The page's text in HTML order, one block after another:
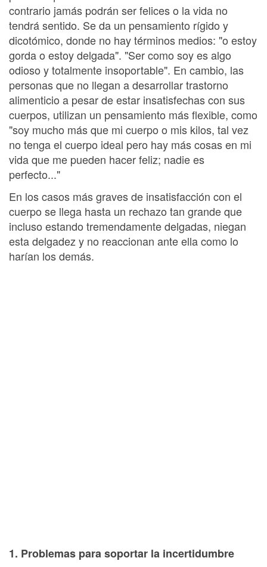
contrario jamás podrán ser felices o la vida no
tendrá sentido. Se da un pensamiento rígido y
dicotómico, donde no hay términos medios: "o estoy
gorda o estoy delgada". "Ser como soy es algo
odioso y totalmente insoportable". En cambio, las
personas que no llegan a desarrollar trastorno
alimenticio a pesar de estar insatisfechas con sus
cuerpos, utilizan un pensamiento más flexible, como
"soy mucho más que mi cuerpo o mis kilos, tal vez
no tenga el cuerpo ideal pero hay más cosas en mi
vida que me pueden hacer feliz; nadie es
perfecto..."
En los casos más graves de insatisfacción con el
cuerpo se llega hasta un rechazo tan grande que
incluso estando tremendamente delgadas, niegan
esta delgadez y no reaccionan ante ella como lo
harían los demás.
1. Problemas para soportar la incertidumbre